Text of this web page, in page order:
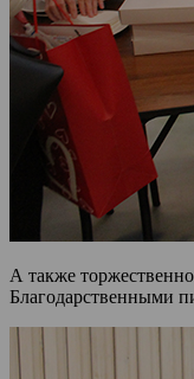
А также
Благодарственными